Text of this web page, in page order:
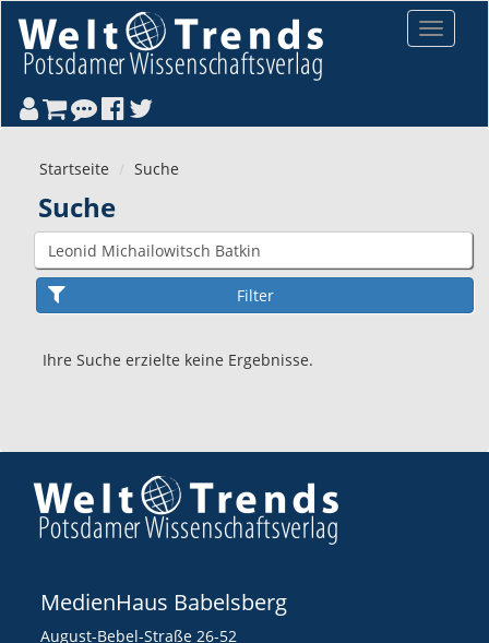
Toggle
Startseite Suche
Suche
Ihre Suche erzielte keine Ergebnisse.
MedienHaus Babelsberg
August-Bebel-Straße 26-52